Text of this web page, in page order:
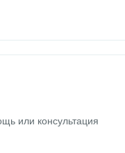
или консультация